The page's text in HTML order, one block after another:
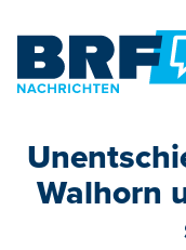
Walhorn